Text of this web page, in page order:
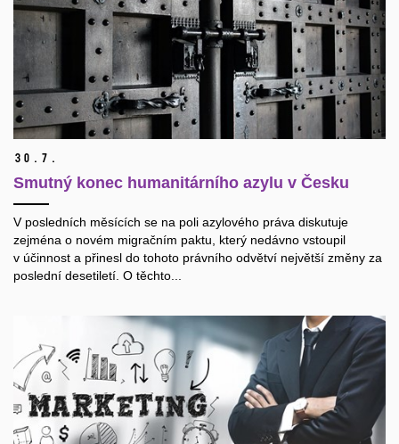
30. 7.
Smutný konec humanitárního azylu v Česku
V posledních měsících se na poli azylového práva diskutuje
zejména o novém migračním paktu, který nedávno vstoupil
v účinnost a přinesl do tohoto právního odvětví největší změny za
poslední desetiletí. O těchto...